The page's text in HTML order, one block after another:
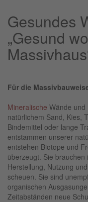
Gesundes
„Gesund
Für die
Mineralische Wände und
natürlichem Sand, Kies,
Bindemittel oder lange
entstammen unserer
entstehen Biotope und
überzeugt. Sie
Herstellung, Nutzung
scheuen. Sie sind
organischen
Zeitabständen neue